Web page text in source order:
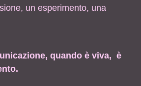
un esperimento, una
quando è viva, è